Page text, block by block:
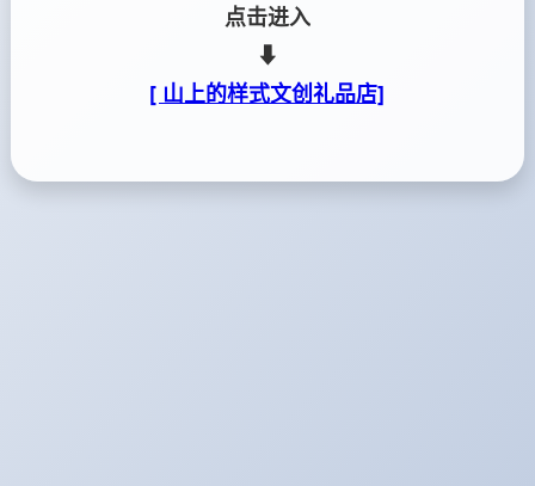
点击进入
⬇
[ 山上的样式文创礼品店]